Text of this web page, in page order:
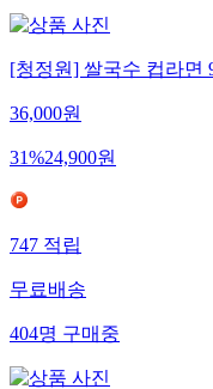
[청정원] 쌀국수 컵라면
36,000원
31%24,900원
747적립
무료배송
404명구매중